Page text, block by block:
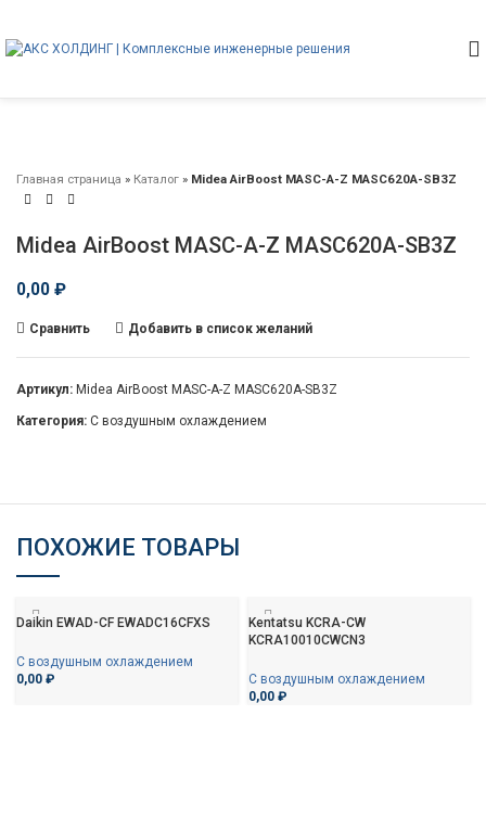
Главная страница » Каталог » Midea AirBoost MASC-A-Z MASC620A-SB3Z
Midea AirBoost MASC-A-Z MASC620A-SB3Z
0,00 ₽
Сравнить Добавить в список желаний
Артикул: Midea AirBoost MASC-A-Z MASC620A-SB3Z
Категория: С воздушным охлаждением
ПОХОЖИЕ ТОВАРЫ
Daikin EWAD-CF EWADC16CFXS
С воздушным охлаждением
0,00 ₽
Kentatsu KCRA-CW
KCRA10010CWCN3
С воздушным охлаждением
0,00 ₽